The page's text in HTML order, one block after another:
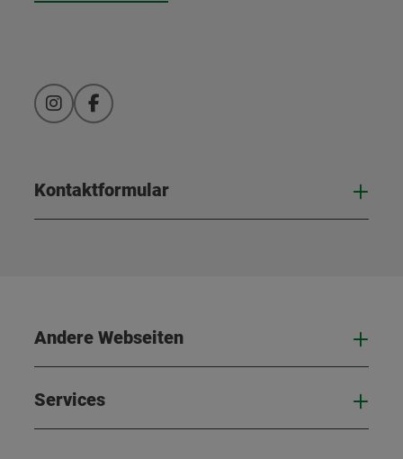
InstagramFacebook
Kontaktformular
Andere Webseiten
Services